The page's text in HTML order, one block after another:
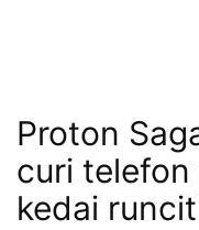
Proton
curi telefon
kedai runcit